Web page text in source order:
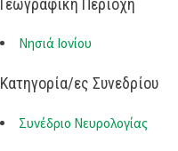
Γεωγραφική Περιοχή
Νησιά Ιονίου
Κατηγορία/ες Συνεδρίου
Συνέδριο Νευρολογίας